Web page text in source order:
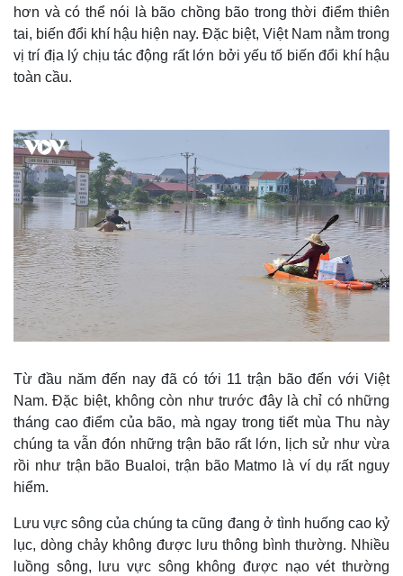
hơn và có thể nói là bão chồng bão trong thời điểm thiên
tai, biến đổi khí hậu hiện nay. Đặc biệt, Việt Nam nằm trong
vị trí địa lý chịu tác động rất lớn bởi yếu tố biến đổi khí hậu
toàn cầu.
Từ đầu năm đến nay đã có tới 11 trận bão đến với Việt
Nam. Đặc biệt, không còn như trước đây là chỉ có những
tháng cao điểm của bão, mà ngay trong tiết mùa Thu này
chúng ta vẫn đón những trận bão rất lớn, lịch sử như vừa
rồi như trận bão Bualoi, trận bão Matmo là ví dụ rất nguy
hiểm.
Lưu vực sông của chúng ta cũng đang ở tình huống cao kỷ
lục, dòng chảy không được lưu thông bình thường. Nhiều
luồng sông, lưu vực sông không được nạo vét thường